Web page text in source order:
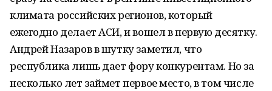
климата российских регионов, который
ежегодно делает АСИ, и вошел в первую десятку.
Андрей Назаров в шутку заметил, что
республика лишь дает фору конкурентам. Но за
несколько лет займет первое место, в том числе